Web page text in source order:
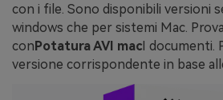
con i file. Sono disponibili versioni
windows che per sistemi Mac.
conPotatura AVI macI documenti.
versione corrispondente in base